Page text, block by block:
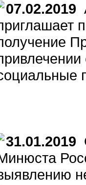
07.02.2019
31.01.2019